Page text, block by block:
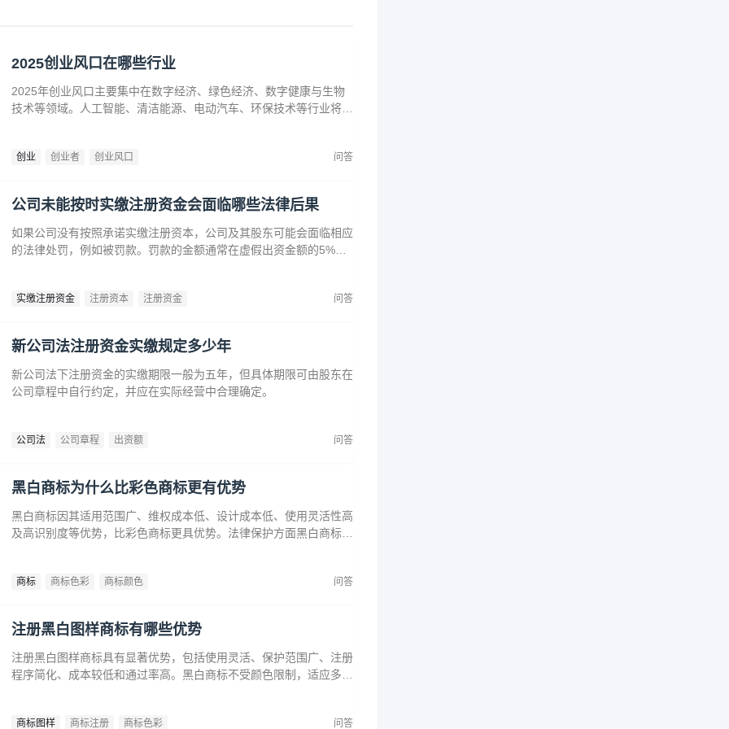
2025创业风口在哪些行业
2025年创业风口主要集中在数字经济、绿色经济、数字健康与生物
技术等领域。人工智能、清洁能源、电动汽车、环保技术等行业将迎
住这些前沿趋势，开拓新兴产业，创造商业价值。
创业 创业者 创业风口 问答
公司未能按时实缴注册资金会面临哪些法律后果
如果公司没有按照承诺实缴注册资本，公司及其股东可能会面临相应
的法律处罚，例如被罚款。罚款的金额通常在虚假出资金额的5%到
实缴注册资金 注册资本 注册资金 问答
新公司法注册资金实缴规定多少年
新公司法下注册资金的实缴期限一般为五年，但具体期限可由股东在
公司章程中自行约定，并应在实际经营中合理确定。
公司法 公司章程 出资额 问答
黑白商标为什么比彩色商标更有优势
黑白商标因其适用范围广、维权成本低、设计成本低、使用灵活性高
及高识别度等优势，比彩色商标更具优势。法律保护方面黑白商标更
商标 商标色彩 商标颜色 问答
注册黑白图样商标有哪些优势
注册黑白图样商标具有显著优势，包括使用灵活、保护范围广、注册
程序简化、成本较低和通过率高。黑白商标不受颜色限制，适应多样
商标图样 商标注册 商标色彩 问答